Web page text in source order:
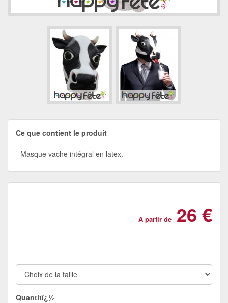
Ce que contient le produit
Masque vache intégral en latex.
A partir de 26 €
Quantitï¿½